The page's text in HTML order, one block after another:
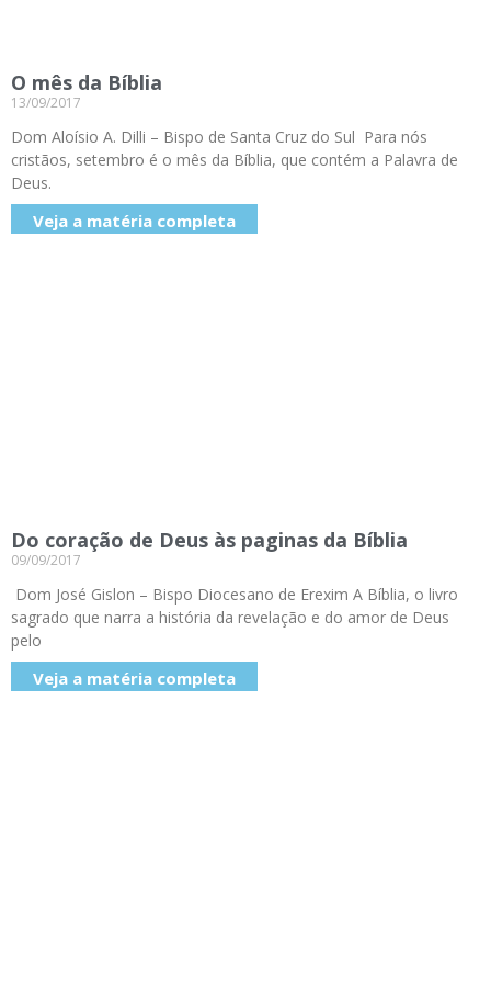
O mês da Bíblia
13/09/2017
Dom Aloísio A. Dilli – Bispo de Santa Cruz do Sul Para nós
cristãos, setembro é o mês da Bíblia, que contém a Palavra de
Deus.
Veja a matéria completa
Do coração de Deus às paginas da Bíblia
09/09/2017
Dom José Gislon – Bispo Diocesano de Erexim A Bíblia, o livro
sagrado que narra a história da revelação e do amor de Deus
pelo
Veja a matéria completa